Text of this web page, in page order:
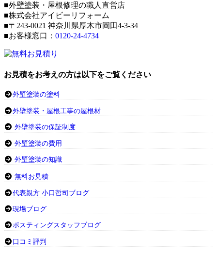
■外壁塗装・屋根修理の職人直営店
■株式会社アイビーリフォーム
■〒243-0021 神奈川県厚木市岡田4-3-34
■お客様窓口： 0120-24-4734
お見積をお考えの方は以下をご覧ください
外壁塗装の塗料
外壁塗装・屋根工事の屋根材
外壁塗装の保証制度
外壁塗装の費用
外壁塗装の知識
無料お見積
代表親方 小口哲司ブログ
現場ブログ
ポスティングスタッフブログ
口コミ評判